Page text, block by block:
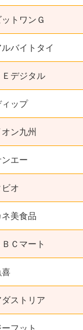
ットワンＧ
ルバイトタイ
Ｅデジタル
ィップ
オン九州
エー
ビオ
ネ美食品
ＢＣマート
ダストリア